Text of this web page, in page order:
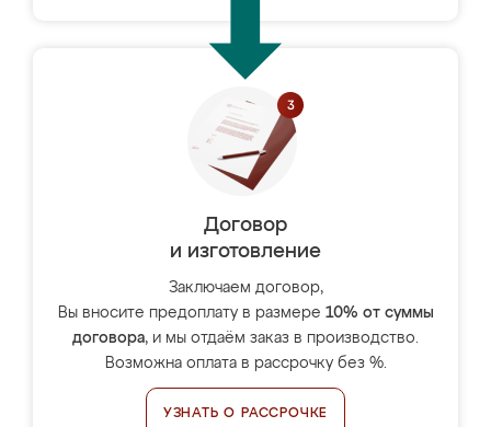
Договор
и изготовление
Заключаем договор,
Вы вносите предоплату в размере 10% от суммы
договора, и мы отдаём заказ в производство.
Возможна оплата в рассрочку без %.
УЗНАТЬ О РАССРОЧКЕ